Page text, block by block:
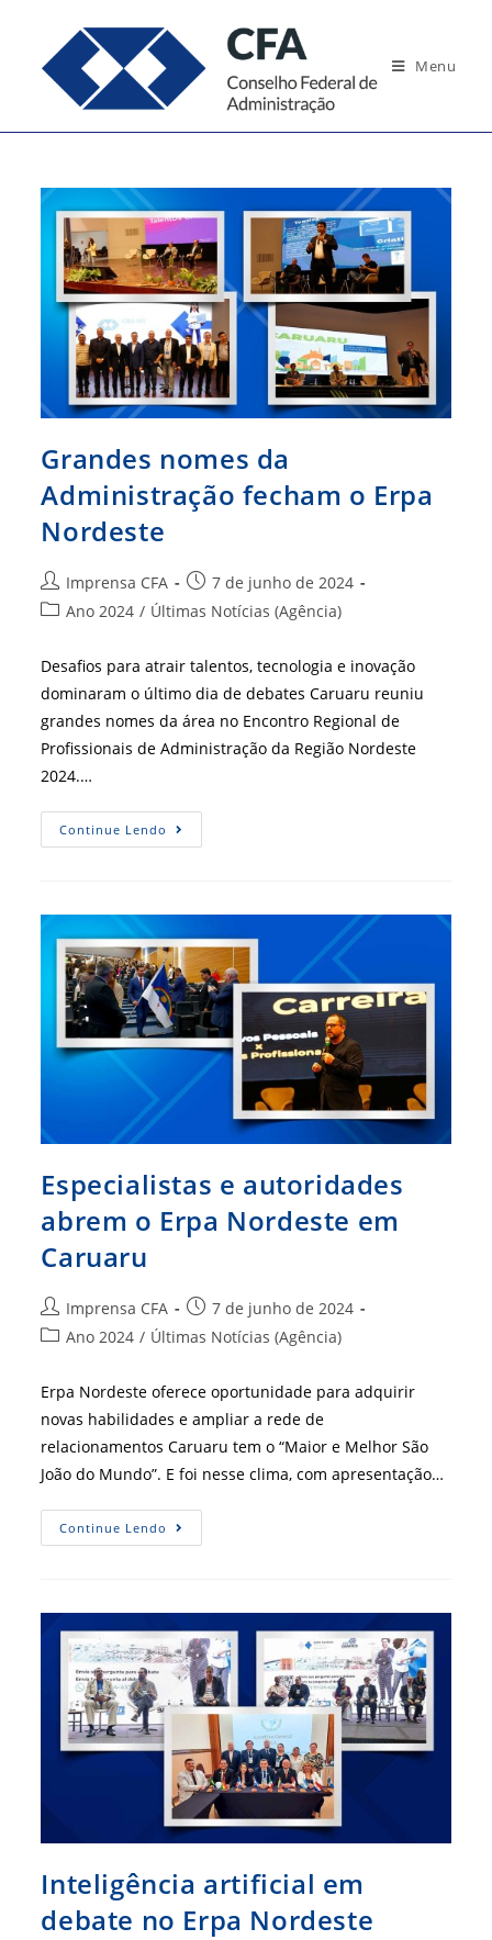
conteúdo
Menu
Grandes nomes da
Administração fecham o Erpa
Nordeste
Autor
do
Imprensa CFA
Post
publicado:
7 de junho de 2024
Categoria
Ano 2024 / Últimas Notícias (Agência)
Desafios para atrair talentos, tecnologia e inovação
dominaram o último dia de debates Caruaru reuniu
grandes nomes da área no Encontro Regional de
Profissionais de Administração da Região Nordeste
2024.…
Continue Lendo Grandes
Nomes
Erpa
Nordeste
Especialistas e autoridades
abrem o Erpa Nordeste em
Caruaru
Autor
do
Imprensa CFA
Post
publicado:
7 de junho de 2024
Categoria
post:
Ano 2024 / Últimas Notícias (Agência)
Erpa Nordeste oferece oportunidade para adquirir
novas habilidades e ampliar a rede de
relacionamentos Caruaru tem o “Maior e Melhor São
João do Mundo”. E foi nesse clima, com apresentação…
Continue Lendo Especialistas
E
Em
Caruaru
Inteligência artificial em
debate no Erpa Nordeste